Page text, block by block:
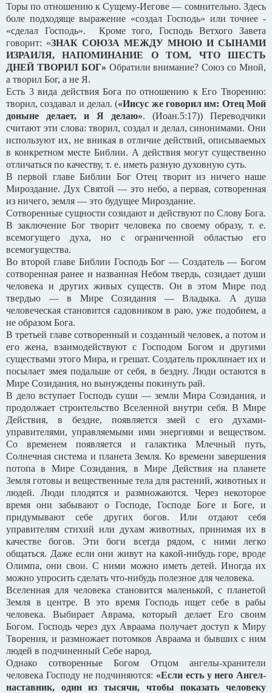
Торы по отношению к Сущему-Иегове — сомнительно. Здесь
боле подходяще выражение «создал Господь» или точнее -
«сделал Господь». Кроме того, Господь Ветхого Завета
говорит: «ЗНАК СОЮЗА МЕЖДУ МНОЮ И СЫНАМИ
ИЗРАИЛЯ, НАПОМИНАНИЕ О ТОМ, ЧТО ШЕСТЬ
ДНЕЙ ТВОРИЛ БОГ» Обратили внимание? Союз со Мной,
а творил Бог, а не Я.
Есть 3 вида действия Бога по отношению к Его Творению:
творил, создавал и делал. («Иисус же говорил им: Отец Мой
доныне делает, и Я делаю». (Иоан.5:17)) Переводчики
считают эти слова: творил, создал и делал, синонимами. Они
используют их, не вникая в отличие действий, описываемых
в конкретном месте Библии. А действия могут существенно
отличаться по качеству, т. е. иметь разную духовную суть.
В первой главе Библии Бог Отец творит из ничего наше
Мироздание. Дух Святой — это небо, а первая, сотворенная
из ничего, земля — это будущее Мироздание.
Сотворенные сущности созидают и действуют по Слову Бога.
В заключение Бог творит человека по своему образу, т. е.
всемогущего духа, но с ограниченной областью его
всемогущества.
Во второй главе Библии Господь Бог — Создатель — Богом
сотворенная ранее и названная Небом твердь, созидает души
человека и других живых существ. Он в этом Мире под
твердью — в Мире Созидания — Владыка. А душа
человеческая становится садовником в раю, уже подобием, а
не образом Бога.
В третьей главе сотворенный и созданный человек, а потом и
его жена, взаимодействуют с Господом Богом и другими
существами этого Мира, и грешат. Создатель проклинает их и
посылает змея подальше от себя, в бездну. Люди остаются в
Мире Созидания, но вынуждены покинуть рай.
В дело вступает Господь суши — земли Мира Созидания, и
продолжает строительство Вселенной внутри себя. В Мире
Действия, в бездне, появляется змей с его духами-
управителями, управляемыми ими энергиями и веществом.
Со временем появляется и галактика Млечный путь,
Солнечная система и планета Земля. Ко времени завершения
потопа в Мире Созидания, в Мире Действия на планете
Земля готовы и вещественные тела для растений, животных и
людей. Люди плодятся и размножаются. Через некоторое
время они забывают о Господе, Господе Боге и Боге, и
придумывают себе других богов. Или отдают себя
управителям стихий или духам животных, принимая их в
качестве богов. Эти боги всегда рядом, с ними легко
общаться. Даже если они живут на какой-нибудь горе, вроде
Олимпа, они свои. С ними можно иметь детей. Иногда их
можно упросить сделать что-нибудь полезное для человека.
Вселенная для человека становится маленькой, с планетой
Земля в центре. В это время Господь ищет себе в рабы
человека. Выбирает Аврама, который делает Его своим
Богом. Господь через дух Авраама получает доступ к Миру
Творения, и размножает потомков Авраама и бывших с ним
людей в подчиненный Себе народ.
Однако сотворенные Богом Отцом ангелы-хранители
человека Господу не подчиняются: «Если есть у него Ангел-
наставник, один из тысячи, чтобы показать человеку